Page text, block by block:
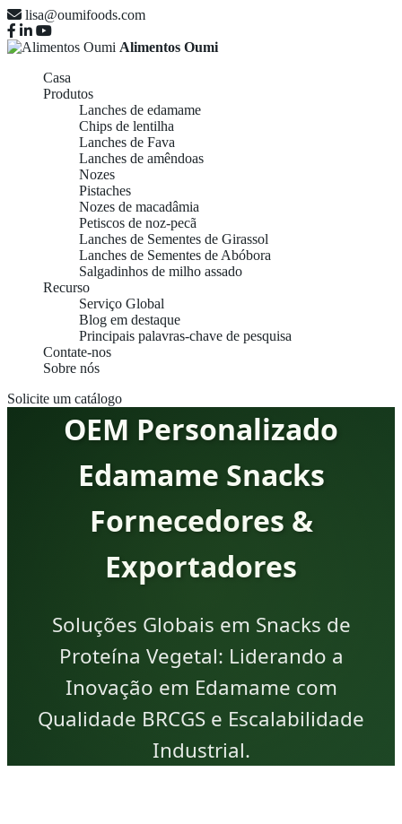
lisa@oumifoods.com
Alimentos Oumi
Casa
Produtos
Lanches de edamame
Chips de lentilha
Lanches de Fava
Lanches de amêndoas
Nozes
Pistaches
Nozes de macadâmia
Petiscos de noz-pecã
Lanches de Sementes de Girassol
Lanches de Sementes de Abóbora
Salgadinhos de milho assado
Recurso
Serviço Global
Blog em destaque
Principais palavras-chave de pesquisa
Contate-nos
Sobre nós
Solicite um catálogo
OEM Personalizado
Edamame Snacks
Fornecedores &
Exportadores
Soluções Globais em Snacks de
Proteína Vegetal: Liderando a
Inovação em Edamame com
Qualidade BRCGS e Escalabilidade
Industrial.